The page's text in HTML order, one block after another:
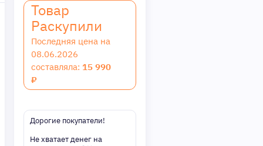
Товар
Раскупили
Последняя цена на
08.06.2026
составляла: 15 990
₽
Дорогие покупатели!
Не хватает денег на